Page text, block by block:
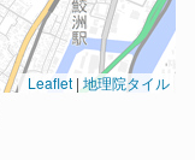
Leaflet | 地理院タイル